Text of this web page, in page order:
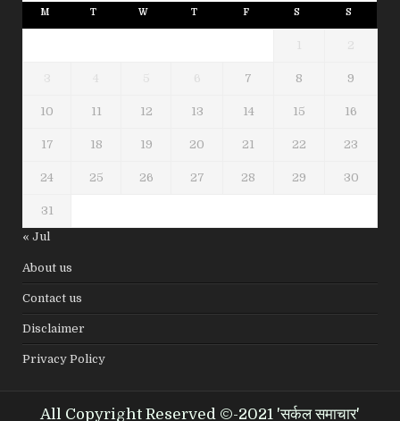
M T W T F S S
1 2
3 4 5 6 7 8 9
10 11 12 13 14 15 16
17 18 19 20 21 22 23
24 25 26 27 28 29 30
31
« Jul
About us
Contact us
Disclaimer
Privacy Policy
All Copyright Reserved ©-2021 'सर्कल समाचार'